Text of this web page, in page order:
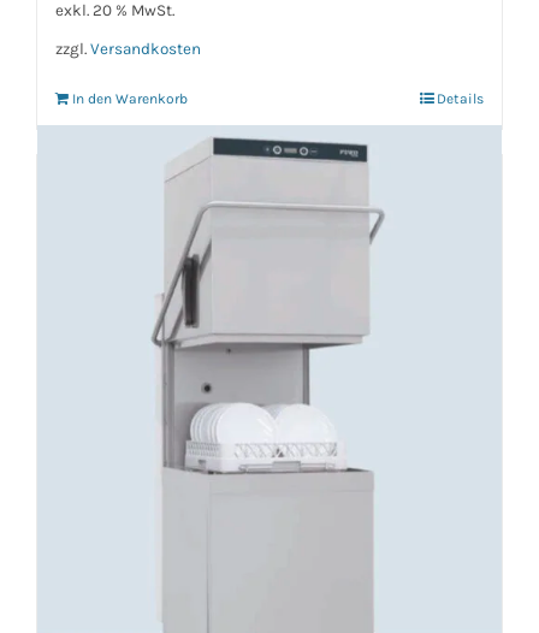
exkl. 20 % MwSt.
zzgl. Versandkosten
In den Warenkorb Details